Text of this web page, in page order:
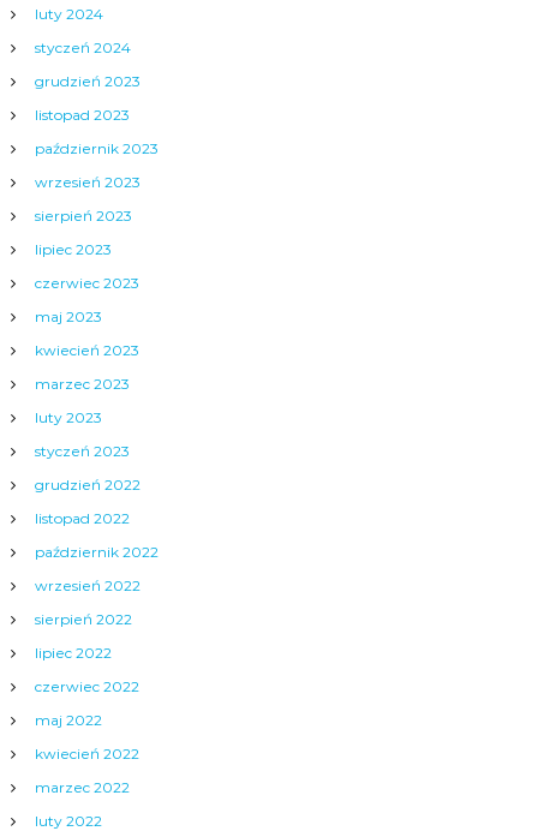
luty 2024
styczeń 2024
grudzień 2023
listopad 2023
październik 2023
wrzesień 2023
sierpień 2023
lipiec 2023
czerwiec 2023
maj 2023
kwiecień 2023
marzec 2023
luty 2023
styczeń 2023
grudzień 2022
listopad 2022
październik 2022
wrzesień 2022
sierpień 2022
lipiec 2022
czerwiec 2022
maj 2022
kwiecień 2022
marzec 2022
luty 2022